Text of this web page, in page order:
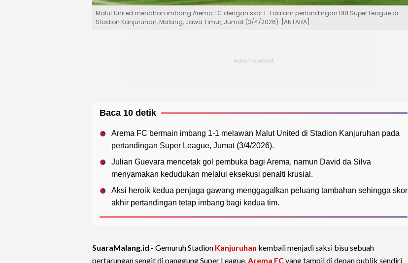
Malut United menahan imbang Arema FC dengan skor 1-1 dalam pertandingan BRI Super League di
Stadion Kanjuruhan, Malang, Jawa Timur, Jumat (3/4/2026). [ANTARA]
Baca 10 detik
Arema FC bermain imbang 1-1 melawan Malut United di Stadion Kanjuruhan pada
pertandingan Super League, Jumat (3/4/2026).
Julian Guevara mencetak gol pembuka bagi Arema, namun David da Silva
menyamakan kedudukan melalui eksekusi penalti krusial.
Aksi heroik kedua penjaga gawang menggagalkan peluang tambahan sehingga skor
akhir pertandingan tetap imbang bagi kedua tim.
SuaraMalang.id - Gemuruh Stadion Kanjuruhan kembali menjadi saksi bisu sebuah
pertarungan sengit di panggung Super League.Arema FCyang tampil di depan publik sendiri